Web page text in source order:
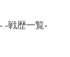
-戦歴一覧-